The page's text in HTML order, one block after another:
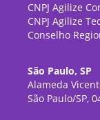
CNPJ Agilize
CNPJ Agilize
Conselho
São Paulo, SP
Alameda
São Paulo/SP,